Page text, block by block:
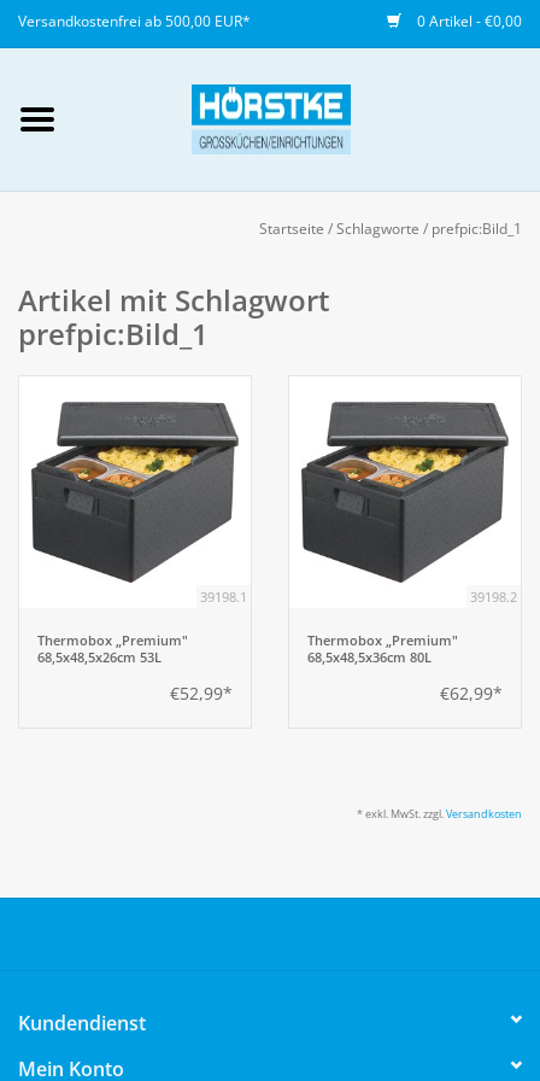
Versandkostenfrei ab 500,00 EUR* 0 Artikel - €0,00
anlegen
NEU
Gedeckter Tisch
Buffet
Fingerfood
Bar
Küchenmöbel
Startseite /Schlagworte / prefpic:Bild_1
Artikel mit Schlagwort
prefpic:Bild_1
39198.1
Thermobox „Premium"
68,5x48,5x26cm 53L
€52,99*
39198.2
Thermobox „Premium"
68,5x48,5x36cm 80L
€62,99*
* exkl. MwSt. zzgl.Versandkosten
Kundendienst
Mein Konto